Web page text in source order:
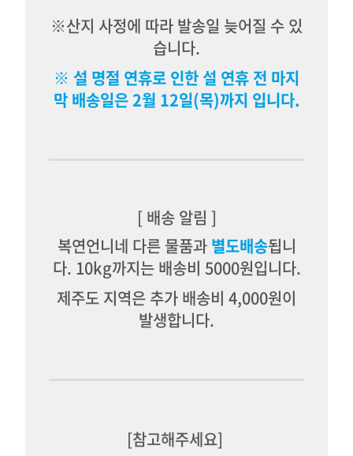
※산지 사정에 따라 발송일 늦어질 수 있
습니다.
※ 설 명절 연휴로 인한 설 연휴 전 마지
막 배송일은 2월 12일(목)까지 입니다.
[ 배송 알림 ]
복연언니네 다른 물품과 별도배송됩니
다. 10kg까지는 배송비 5000원입니다.
제주도 지역은 추가 배송비 4,000원이
발생합니다.
[참고해주세요]